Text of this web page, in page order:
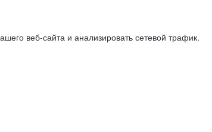
веб-сайта и анализировать сетевой трафик.